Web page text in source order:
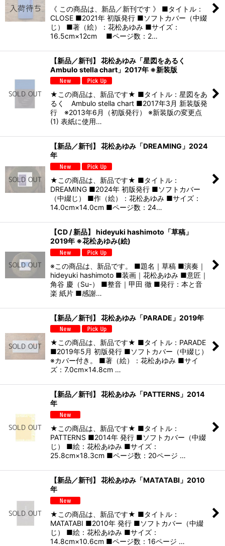
《 この商品は、新品／新刊です 》 ■タイトル：
CLOSE ■2021年 初版発行 ■ソフトカバー（中綴
じ） ■著（絵）：花松あゆみ ■サイズ：
16.5cm×12cm ■ページ数：2…
【新品／新刊】 花松あゆみ「星図をあるく
Ambulo stella chart」2017年 ※新装版
★この商品は、新品です★ ■タイトル：星図をあ
るく Ambulo stella chart ■2017年3月 新装版発
行 ※2013年6月（初版発行） ※新装版の変更点
(1) 表紙に使用…
【新品／新刊】 花松あゆみ「DREAMING」2024
年
★この商品は、新品です★ ■タイトル：
DREAMING ■2024年 初版発行 ■ソフトカバー
（中綴じ） ■作（絵）：花松あゆみ ■サイズ：
14.0cm×14.0cm ■ページ数：24…
【CD / 新品】 hideyuki hashimoto「草稿」
2019年 ※花松あゆみ(絵)
※この商品は、新品です。 ■題名｜草稿 ■演奏｜
hideyuki hashimoto ■装画｜花松あゆみ ■意匠｜
⻆谷 慶（Su-） ■整音｜甲田 徹 ■発行：本と音
楽 紙片 ■感謝…
【新品／新刊】 花松あゆみ「PARADE」2019年
★この商品は、新品です★ ■タイトル：PARADE
■2019年5月 初版発行 ■ソフトカバー（中綴じ）
※カバー付き。 ■著（絵）：花松あゆみ ■サイ
ズ：7.0cm×14.8cm …
【新品／新刊】 花松あゆみ「PATTERNS」2014
年
★この商品は、新品です★ ■タイトル：
PATTERNS ■2014年 発行 ■ソフトカバー（中綴
じ） ■絵：花松あゆみ ■サイズ：
25.8cm×18.3cm ■ページ数：20ページ …
【新品／新刊】 花松あゆみ「MATATABI」2010
年
★この商品は、新品です★ ■タイトル：
MATATABI ■2010年 発行 ■ソフトカバー（中綴
じ） ■絵：花松あゆみ ■サイズ：
14.8cm×10.6cm ■ページ数：16ページ …